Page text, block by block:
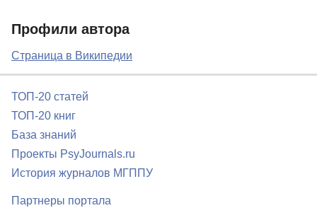
Профили автора
Страница в Википедии
ТОП-20 статей
ТОП-20 книг
База знаний
Проекты PsyJournals.ru
История журналов МГППУ
Партнеры портала